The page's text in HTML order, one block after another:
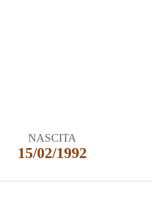
NASCITA
15/02/1992